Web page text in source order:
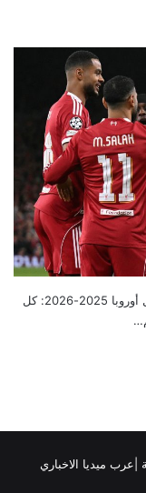
موعد مباراة ليفربول وجلطة سراي في دوري أبطال أوروبا 2025-2026: كل